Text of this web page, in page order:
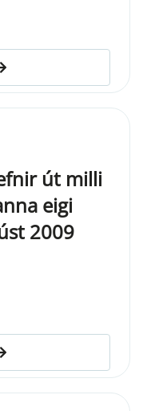
út milli
eigi
2009